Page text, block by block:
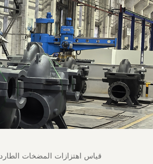
русский
العربية
Tiếng Việt
Indonesia
قياس اهتزازات المضخات